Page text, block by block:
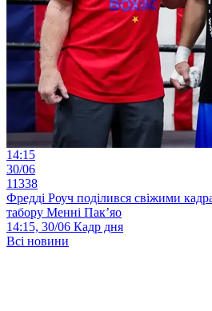
14:15
30/06
11338
Фредді Роуч поділився свіжими
табору Менні Пак’яо
14:15, 30/06 Кадр дня
Всі новини